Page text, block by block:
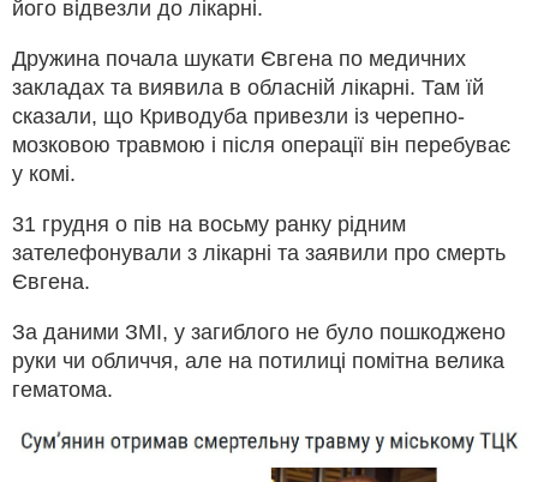
його відвезли до лікарні.
Дружина почала шукати Євгена по медичних
закладах та виявила в обласній лікарні. Там їй
сказали, що Криводуба привезли із черепно-
мозковою травмою і після операції він перебуває
у комі.
31 грудня о пів на восьму ранку рідним
зателефонували з лікарні та заявили про смерть
Євгена.
За даними ЗМІ, у загиблого не було пошкоджено
руки чи обличчя, але на потилиці помітна велика
гематома.